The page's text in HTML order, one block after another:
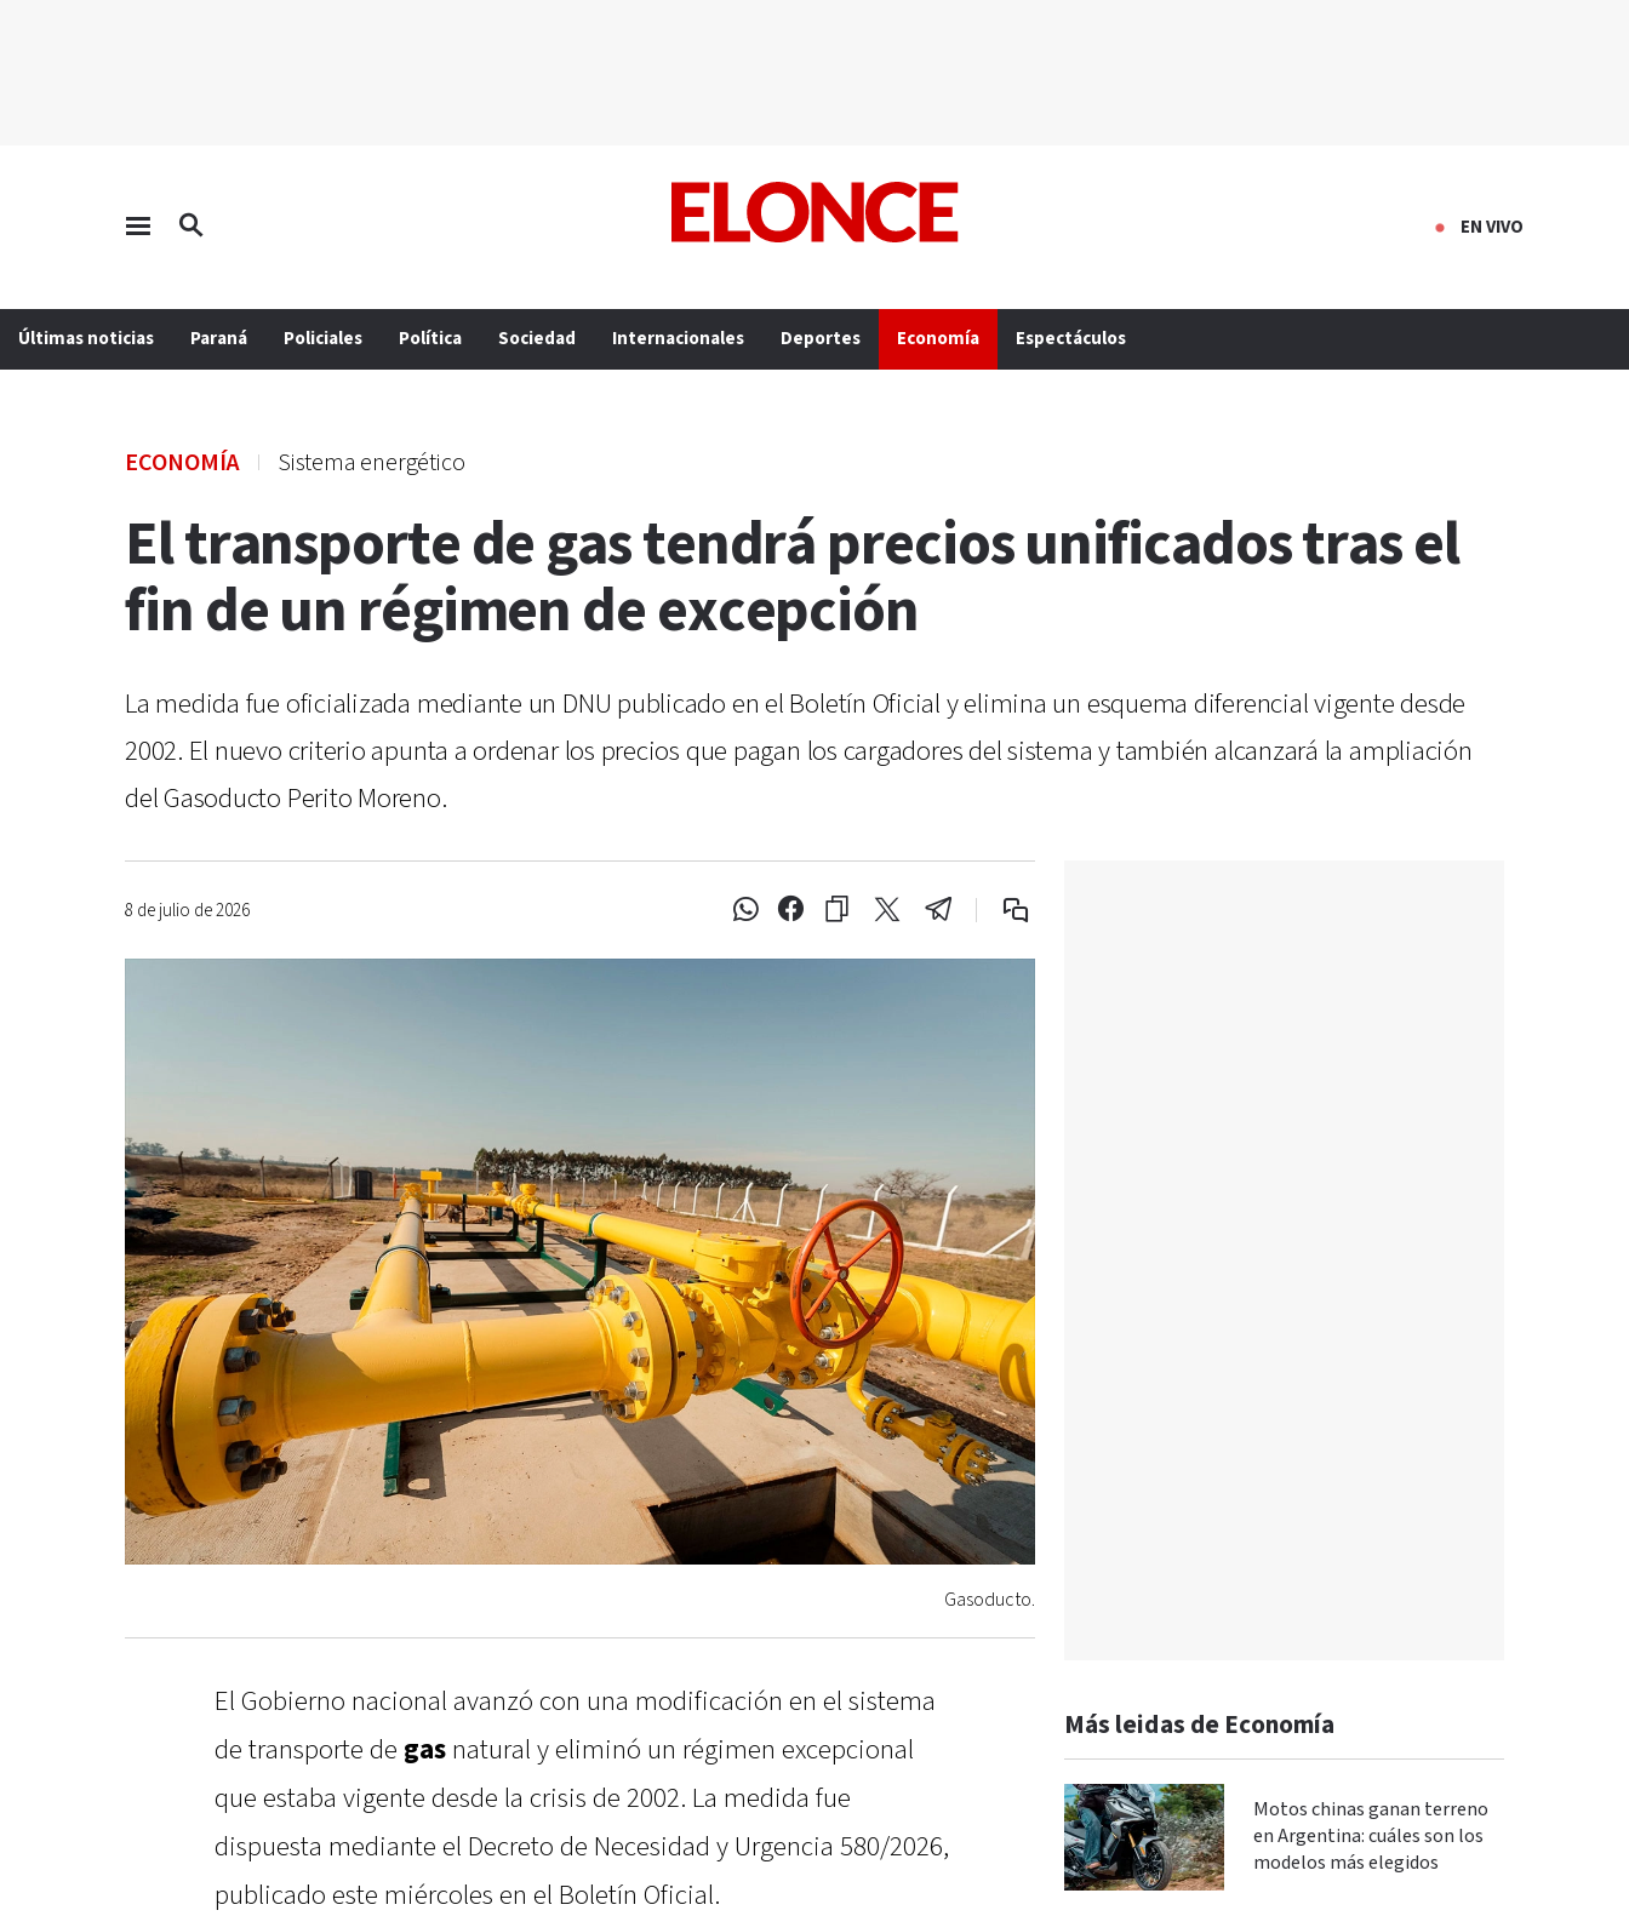
EN VIVO
Últimas noticias Paraná Policiales Política Sociedad Internacionales Deportes Economía Espectáculos
ECONOMÍA Sistema energético
El transporte de gas tendrá precios unificados tras el
fin de un régimen de excepción
La medida fue oficializada mediante un DNU publicado en el Boletín Oficial y elimina un esquema diferencial vigente desde
2002. El nuevo criterio apunta a ordenar los precios que pagan los cargadores del sistema y también alcanzará la ampliación
del Gasoducto Perito Moreno.
8 de julio de 2026
Gasoducto.
El Gobierno nacional avanzó con una modificación en el sistema
de transporte de gas natural y eliminó un régimen excepcional
que estaba vigente desde la crisis de 2002. La medida fue
dispuesta mediante el Decreto de Necesidad y Urgencia 580/2026,
publicado este miércoles en el Boletín Oficial.
Más leidas de Economía
Motos chinas ganan terreno
en Argentina: cuáles son los
modelos más elegidos